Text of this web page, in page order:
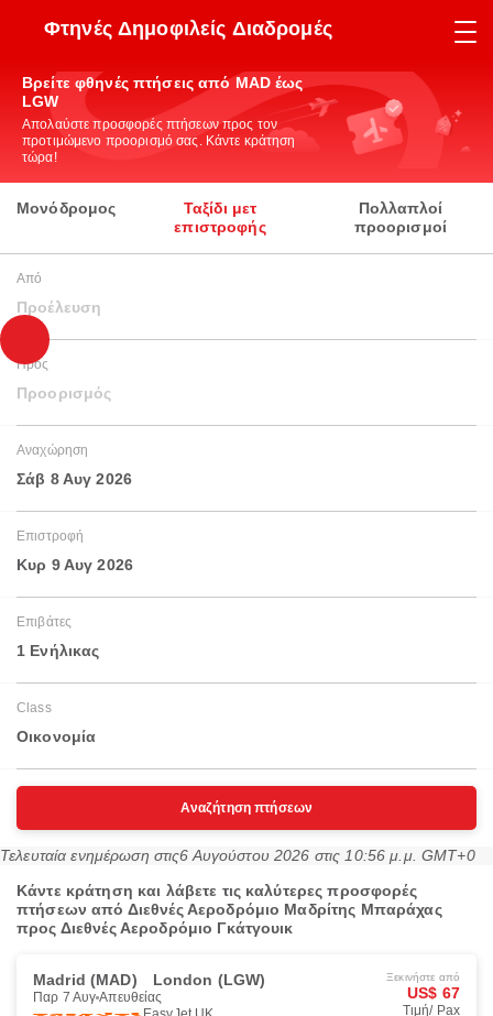
Φτηνές Δημοφιλείς Διαδρομές
Βρείτε φθηνές πτήσεις από MAD έως
LGW
Απολαύστε προσφορές πτήσεων προς τον
προτιμώμενο προορισμό σας. Κάντε κράτηση
τώρα!
Μονόδρομος
Ταξίδι μετ
επιστροφής
Πολλαπλοί
προορισμοί
Από
Προέλευση
Προς
Προορισμός
Αναχώρηση
Σάβ 8 Αυγ 2026
Επιστροφή
Κυρ 9 Αυγ 2026
Επιβάτες
1 Ενήλικας
Class
Οικονομία
Αναζήτηση πτήσεων
Τελευταία ενημέρωση στις6 Αυγούστου 2026 στις 10:56 μ.μ. GMT+0
Κάντε κράτηση και λάβετε τις καλύτερες προσφορές
πτήσεων από Διεθνές Αεροδρόμιο Μαδρίτης Μπαράχας
προς Διεθνές Αεροδρόμιο Γκάτγουικ
Madrid (MAD) London (LGW)
Παρ 7 Αυγ Απευθείας
Ξεκινήστε από
US$ 67
Τιμή/ Pax